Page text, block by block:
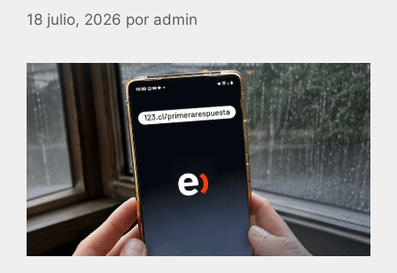
18 julio, 2026 por admin